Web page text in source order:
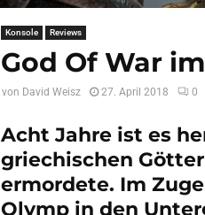
Konsole Reviews
God Of War
von David Weisz 27. April 2018 0
Acht Jahre ist es
griechischen
ermordete. Im
Olymp in den